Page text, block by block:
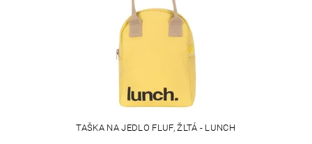
TAŠKA NA JEDLO FLUF, ŽLTÁ - LUNCH